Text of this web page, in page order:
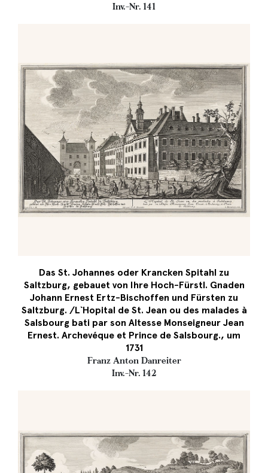
Inv.-Nr. 141
Das St. Johannes oder Krancken Spitahl zu
Saltzburg, gebauet von Ihre Hoch-Fürstl. Gnaden
Johann Ernest Ertz-Bischoffen und Fürsten zu
Saltzburg. /L`Hopital de St. Jean ou des malades à
Salsbourg bati par son Altesse Monseigneur Jean
Ernest. Archevéque et Prince de Salsbourg., um
1731
Franz Anton Danreiter
Inv.-Nr. 142